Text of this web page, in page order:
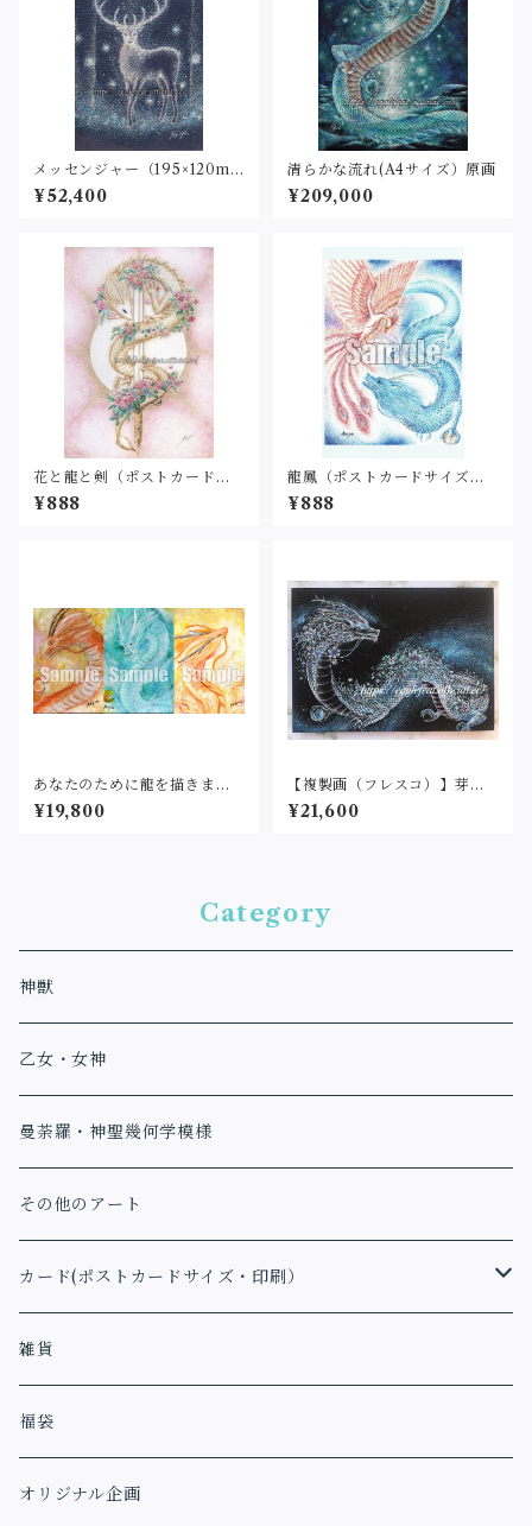
メッセンジャー（195×120m
m）原画
¥52,400
清らかな流れ(A4サイズ）原画
¥209,000
花と龍と剣（ポストカードサ
イズ・印刷）
¥888
龍鳳（ポストカードサイズ・
印刷）
¥888
あなたのために龍を描きます
(アクリル）127×177mm
¥19,800
【複製画（フレスコ）】芽吹
く(A4サイズ・パネル)
¥21,600
Category
神獣
乙女・女神
曼荼羅・神聖幾何学模様
その他のアート
カード(ポストカードサイズ・印刷）
アファメーションカード
雑貨
福袋
オリジナル企画